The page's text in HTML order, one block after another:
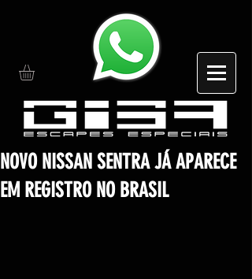
NOVO NISSAN SENTRA JÁ APARECE
EM REGISTRO NO BRASIL